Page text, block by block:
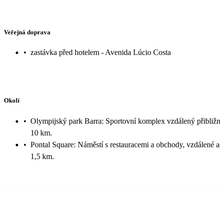
Veřejná doprava
• zastávka před hotelem - Avenida Lúcio Costa
Okolí
• Olympijský park Barra: Sportovní komplex vzdálený
10 km.
• Pontal Square: Náměstí s restauracemi a obchody, vzdálené
1,5 km.